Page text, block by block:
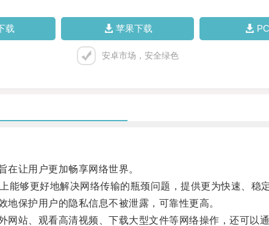
载 苹果下载
安卓市场，安全绿色
让用户更加畅享网络世界。
够更好地解决网络传输的瓶颈问题，提供更为快速、稳定
保护用户的隐私信息不被泄露，可靠性更高。
、观看高清视频、下载大型文件等网络操作，还可以